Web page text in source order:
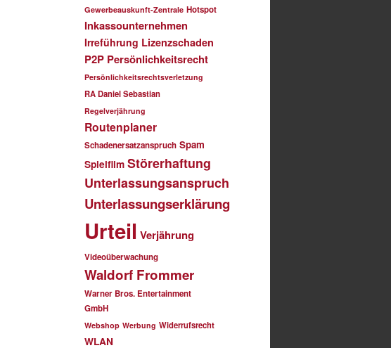
Gewerbeauskunft-Zentrale Hotspot
Inkassounternehmen
Irreführung Lizenzschaden
P2P Persönlichkeitsrecht
Persönlichkeitsrechtsverletzung
RA Daniel Sebastian
Regelverjährung
Routenplaner
Schadenersatzanspruch Spam
Spielfilm Störerhaftung
Unterlassungsanspruch
Unterlassungserklärung
Urteil Verjährung
Videoüberwachung
Waldorf Frommer
Warner Bros. Entertainment
GmbH
Webshop Werbung Widerrufsrecht
WLAN